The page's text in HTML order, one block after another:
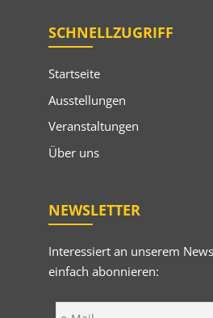
SCHNELLZUGRIFF
Startseite
Ausstellungen
Veranstaltungen
Über uns
NEWSLETTER
Interessiert an unserem
einfach abonnieren: